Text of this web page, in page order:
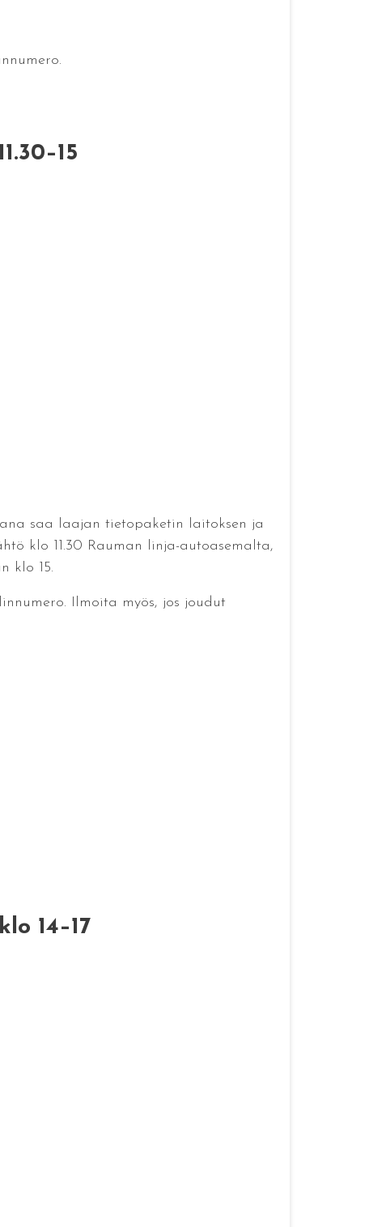
saa laajan tietopaketin laitoksen ja
klo 11.30 Rauman linja-autoasemalta,
klo 15.
Ilmoita myös, jos joudut
14–17